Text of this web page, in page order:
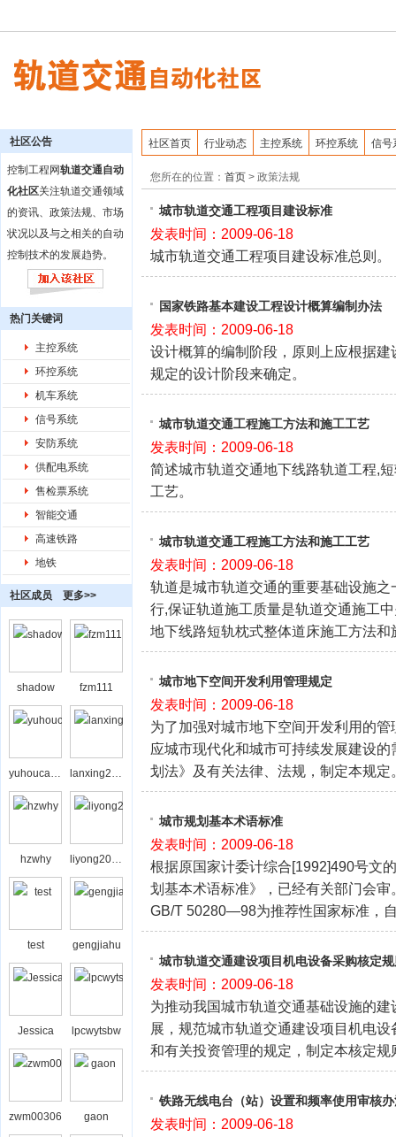
社区公告
控制工程网轨道交通自动
化社区关注轨道交通领域
的资讯、政策法规、市场
状况以及与之相关的自动
控制技术的发展趋势。
热门关键词
主控系统
环控系统
机车系统
信号系统
安防系统
供配电系统
售检票系统
智能交通
高速铁路
地铁
社区成员 更多>>
shadow fzm111
yuhoucaihong lanxing208
hzwhy liyong2008bj
test gengjiahu
Jessica lpcwytsbw
zwm00306 gaon
社区首页 行业动态 主控系统 环控系统 信号
您所在的位置： 首页 > 政策法规
城市轨道交通工程项目建设标准
发表时间：2009-06-18
城市轨道交通工程项目建设标准总则。
国家铁路基本建设工程设计概算编制办法
发表时间：2009-06-18
设计概算的编制阶段，原则上应根据
规定的设计阶段来确定。
城市轨道交通工程施工方法和施工工艺
发表时间：2009-06-18
简述城市轨道交通地下线路轨道工程,
工艺。
城市轨道交通工程施工方法和施工工艺
发表时间：2009-06-18
轨道是城市轨道交通的重要基础设施
行,保证轨道施工质量是轨道交通施工
地下线路短轨枕式整体道床施工方法和
城市地下空间开发利用管理规定
发表时间：2009-06-18
为了加强对城市地下空间开发利用的
应城市现代化和城市可持续发展建设
划法》及有关法律、法规，制定本规定
城市规划基本术语标准
发表时间：2009-06-18
根据原国家计委计综合[1992]490号文
划基本术语标准》，已经有关部门会
GB/T 50280—98为推荐性国家标准，
城市轨道交通建设项目机电设备采购核定
发表时间：2009-06-18
为推动我国城市轨道交通基础设施的
展，规范城市轨道交通建设项目机电
和有关投资管理的规定，制定本核定规
铁路无线电台（站）设置和频率使用审核
发表时间：2009-06-18